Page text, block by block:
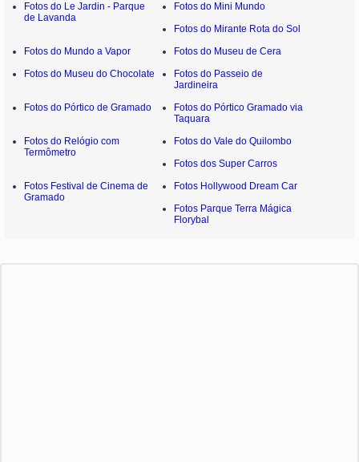
Fotos do Le Jardin - Parque
de Lavanda
Fotos do Mini Mundo
Fotos do Mirante Rota do Sol
Fotos do Mundo a Vapor
Fotos do Museu de Cera
Fotos do Museu do Chocolate
Fotos do Passeio de
Jardineira
Fotos do Pórtico de Gramado
Fotos do Pórtico Gramado via
Taquara
Fotos do Relógio com
Termômetro
Fotos do Vale do Quilombo
Fotos dos Super Carros
Fotos Festival de Cinema de
Gramado
Fotos Hollywood Dream Car
Fotos Parque Terra Mágica
Florybal